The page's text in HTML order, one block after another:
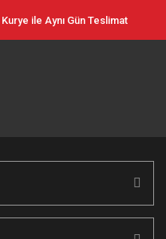
Kurye ile Aynı Gün Teslimat